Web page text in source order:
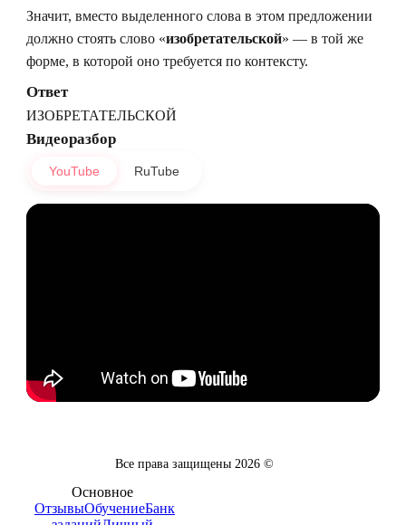
Значит, вместо выделенного слова в этом предложении
должно стоять слово «изобретательской» — в той же
форме, в которой оно требуется по контексту.
Ответ
ИЗОБРЕТАТЕЛЬСКОЙ
Видеоразбор
YouTube RuTube
Все права защищены2026 ©
Основное
ОтзывыОбучениеБанк